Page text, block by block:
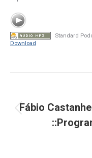
Standard
Download
de
Fábio